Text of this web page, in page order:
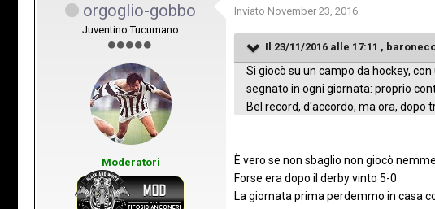
orgoglio-gobbo
Juventino Tucumano
Moderatori
Inviato November 23, 2016
Il 23/11/2016 alle 17:11 ,
Si giocò su un campo da hockey,
segnato in ogni giornata: proprio
Bel record, d'accordo, ma ora, dopo
È vero se non sbaglio non giocò
Forse era dopo il derby vinto 5-0
La giornata prima perdemmo in casa